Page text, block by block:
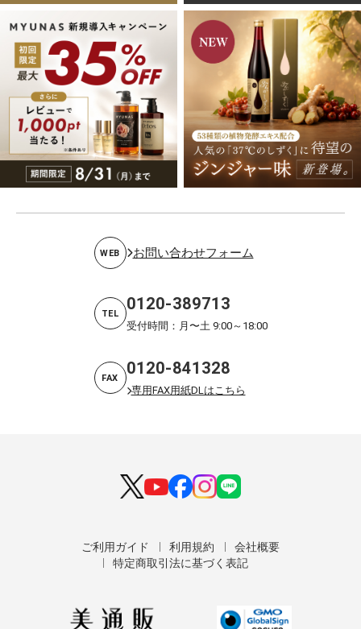
WEB お問い合わせフォーム
TEL 0120-389713
受付時間：月〜土 9:00～18:00
FAX 0120-841328
専用FAX用紙DLはこちら
ご利用ガイド 利用規約
会社概要
特定商取引法に基づく表記